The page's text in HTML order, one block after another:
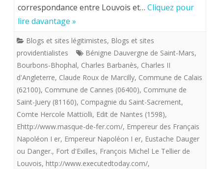
»,
une
ombre
dans
le
régne
roi
soleil.
correspondance entre Louvois et… Cliquez pour
lire davantage »
Blogs et sites légitimistes, Blogs et sites
providentialistes
Bénigne Dauvergne de Saint-Mars,
Bourbons-Bhophal, Charles Barbanès, Charles II
d'Angleterre, Claude Roux de Marcilly, Commune de Calais
(62100), Commune de Cannes (06400), Commune de
Saint-Juery (81160), Compagnie du Saint-Sacrement,
Comte Hercole Mattiolli, Edit de Nantes (1598),
Ehttp://www.masque-de-fer.com/, Empereur des Français
Napoléon I er, Empereur Napoléon I er, Eustache Dauger
ou Danger., Fort d'Exilles, François Michel Le Tellier de
Louvois, http://www.executedtoday.com/,